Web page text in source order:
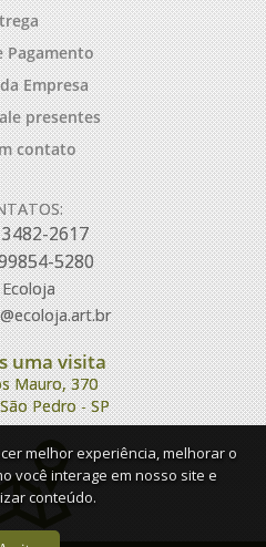
Pagamento
Empresa
presentes
contato
3482-2617
5280
uma visita
Mauro, 370
Pedro - SP
melhor experiência, melhorar o
você interage em nosso site e
conteúdo.